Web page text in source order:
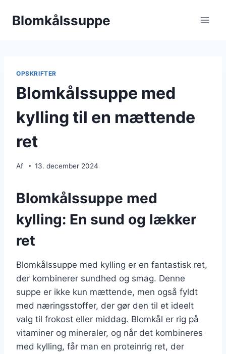
Blomkålssuppe
OPSKRIFTER
Blomkålssuppe med
kylling til en mættende
ret
Af 13. december 2024
Blomkålssuppe med
kylling: En sund og lækker
ret
Blomkålssuppe med kylling er en fantastisk ret,
der kombinerer sundhed og smag. Denne
suppe er ikke kun mættende, men også fyldt
med næringsstoffer, der gør den til et ideelt
valg til frokost eller middag. Blomkål er rig på
vitaminer og mineraler, og når det kombineres
med kylling, får man en proteinrig ret, der